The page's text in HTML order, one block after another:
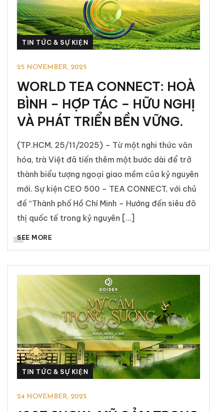
TIN TỨC & SỰ KIỆN
25 NOVEMBER, 2025
WORLD TEA CONNECT: HOÀ
BÌNH – HỢP TÁC – HỮU NGHỊ
VÀ PHÁT TRIỂN BỀN VỮNG.
(TP.HCM, 25/11/2025) – Từ một nghi thức văn
hóa, trà Việt đã tiến thêm một bước dài để trở
thành biểu tượng ngoại giao mềm của kỷ nguyên
mới. Sự kiện CEO 500 – TEA CONNECT, với chủ
đề “Thành phố Hồ Chí Minh – Hướng đến siêu đô
thị quốc tế trong kỷ nguyên […]
SEE MORE
TIN TỨC & SỰ KIỆN
24 NOVEMBER, 2025